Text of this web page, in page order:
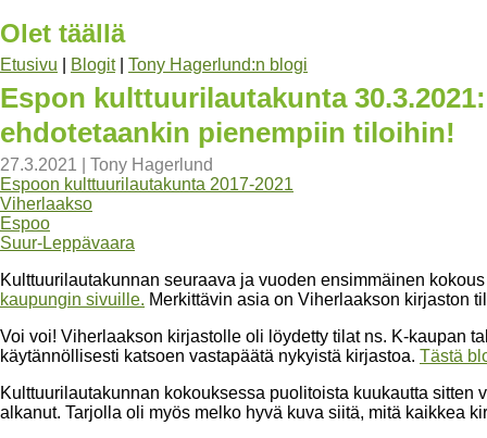
Olet täällä
Etusivu Blogit| Tony Hagerlund:n blogi
Espon kulttuurilautakunta
ehdotetaankin pienempiin tiloihin!
27.3.2021
Tony Hagerlund
Espoon kulttuurilautakunta 2017-2021
Viherlaakso
Espoo
Suur-Leppävaara
Kulttuurilautakunnan seuraava ja vuoden ensimmäinen
kaupungin sivuille. Merkittävin asia on Viherlaakson kirjaston
Voi voi! Viherlaakson kirjastolle oli löydetty tilat ns. K-kaupan
käytännöllisesti katsoen vastapäätä nykyistä kirjastoa. Tästä
Kulttuurilautakunnan kokouksessa puolitoista kuukautta
alkanut. Tarjolla oli myös melko hyvä kuva siitä, mitä kaikkea